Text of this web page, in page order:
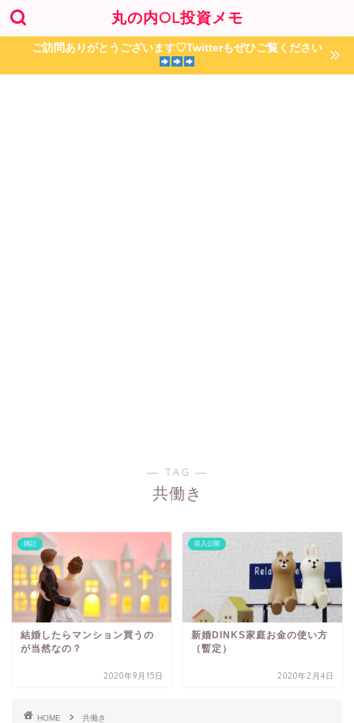
丸の内OL投資メモ
ご訪問ありがとうございます♡Twitterもぜひご覧ください
― TAG ―
共働き
雑記
結婚したらマンション買うの
が当然なの？
2020年9月15日
収入公開
新婚DINKS家庭お金の使い方
（暫定）
2020年2月4日
HOME 共働き